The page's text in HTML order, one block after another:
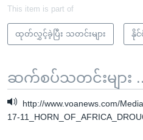
This item is part of
ထုတ်လွှင့်ခဲ့ပြီး သတင်းများ နို
ဆက်စပ်သတင်းများ
http://www.voanews.com/
17-